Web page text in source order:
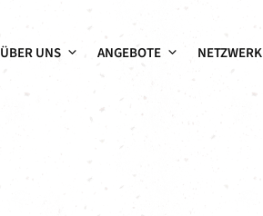
ÜBER UNS ANGEBOTE NETZWERK